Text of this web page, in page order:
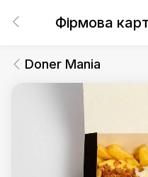
Фірмова
Doner Mania